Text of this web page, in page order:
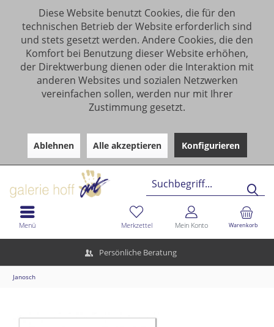
Diese Website benutzt Cookies, die für den
technischen Betrieb der Website erforderlich sind
und stets gesetzt werden. Andere Cookies, die den
Komfort bei Benutzung dieser Website erhöhen,
der Direktwerbung dienen oder die Interaktion mit
anderen Websites und sozialen Netzwerken
vereinfachen sollen, werden nur mit Ihrer
Zustimmung gesetzt.
Ablehnen Alle akzeptieren Konfigurieren
Persönliche Beratung
Warenkorb
Merkzettel Mein Konto
Menü
Janosch